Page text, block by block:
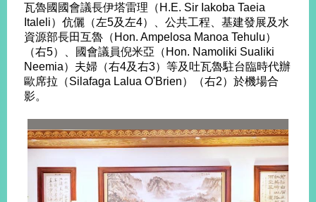
為
民
服
本
部
相
關
網
瓦魯國國會議長伊塔雷理（H.E. Sir Iakoba Taeia
Italeli）伉儷（左5及左4）、公共工程、基建發展及水
資源部長田互魯（Hon. Ampelosa Manoa Tehulu）
（右5）、國會議員倪米亞（Hon. Namoliki Sualiki
Neemia）夫婦（右4及右3）等及吐瓦魯駐台臨時代辦
歐席拉（Silafaga Lalua O'Brien）（右2）於機場合
影。